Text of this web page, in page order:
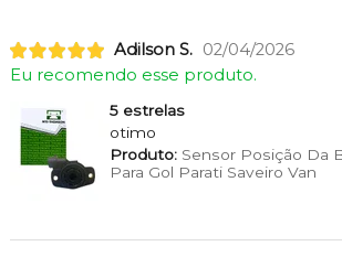
Adilson S. 02/04/2026
Eu recomendo esse produto.
5 estrelas
otimo
Produto:Sensor Posição Da
Para Gol Parati Saveiro Van